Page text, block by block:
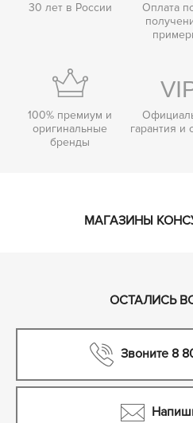
30 лет в России
Оплата
100% премиум и
оригинальные
бренды
гарантия и
МАГАЗИНЫ
ОСТАЛИСЬ
Звоните 8